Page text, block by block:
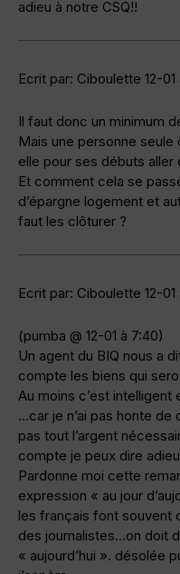
adieu à notre CSQ!!
Ecrit par: Ciboulette 12-01
Il faut donc un minimum
Mais une personne
elle pour ses débuts aller
Et comment cela se
d’épargne logement et
faut les clôturer ?
Ecrit par: Ciboulette 12-01
(pumba @ 12-01 à 7:40)
Un agent du BIQ nous a
compte les biens qui
Au moins c’est intelligent
…car je n’ai pas honte de
pas tout l’argent
compte je peux dire
Pardonne moi cette
expression « au jour
les français font souvent
des journalistes…on doit
« aujourd’hui ». désolée